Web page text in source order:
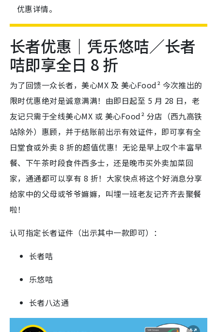
优惠详情。
长者优惠｜凭乐悠咭／长者
咭即享全日 8 折
为了回馈一众长者，美心MX 及 美心Food² 今次推出的
限时优惠绝对是诚意满满！由即日起至 5 月 28 日，老
友记只需于全线美心MX 或 美心Food² 分店（西九高铁
站除外）惠顾，并于结账前出示有效证件，即可享有全
日堂食或外卖 8 折的超值优惠！无论是早上叹个丰富早
餐、下午茶时段食件西多士，还是晚市买外卖加菜回
家，通通都可以享有 8 折！大家快点将这个好消息分享
给家中的父母或爷爷嫲嫲，叫埋一班老友记齐齐去聚餐
啦！
认可指定长者证件（出示其中一款即可）：
长者咭
乐悠咭
长者八达通